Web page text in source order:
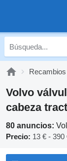
Recambios
Volvo
cabeza
80 anuncios:
Precio: 13 € - 390